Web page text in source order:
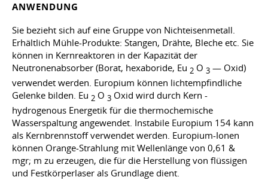
ANWENDUNG
Sie bezieht sich auf eine Gruppe von Nichteisenmetall.
Erhältlich Mühle-Produkte: Stangen, Drähte, Bleche etc. Sie
können in Kernreaktoren in der Kapazität der
Neutronenabsorber (Borat, hexaboride, Eu 2 O 3 — Oxid)
verwendet werden. Europium können lichtempfindliche
Gelenke bilden. Eu 2 O 3 Oxid wird durch Kern -
hydrogenous Energetik für die thermochemische
Wasserspaltung angewendet. Instabile Europium 154 kann
als Kernbrennstoff verwendet werden. Europium-Ionen
können Orange-Strahlung mit Wellenlänge von 0,61 &
mgr; m zu erzeugen, die für die Herstellung von flüssigen
und Festkörperlaser als Grundlage dient.